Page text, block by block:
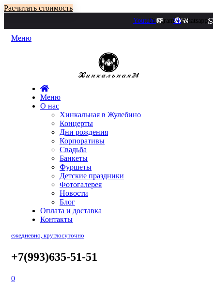
Расчитать стоимость
YoutubeTelegramVkWhatsapp
Меню
Меню
О нас
Хинкальная в Жулебино
Концерты
Дни рождения
Корпоративы
Свадьба
Банкеты
Фуршеты
Детские праздники
Фотогалерея
Новости
Блог
Оплата и доставка
Контакты
ежедневно, круглосуточно
+7(993)635-51-51
0